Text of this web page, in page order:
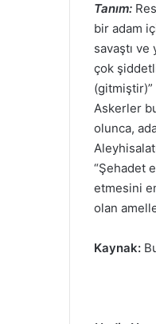
Tanım:
bir adam
savaştı ve
çok
Askerler
olunca,
“Şehadet
etmesini
olan
Kaynak: